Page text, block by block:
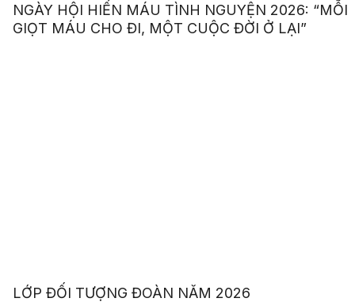
NGÀY HỘI HIẾN MÁU TÌNH NGUYỆN 2026: “MỖI
GIỌT MÁU CHO ĐI, MỘT CUỘC ĐỜI Ở LẠI”
LỚP ĐỐI TƯỢNG ĐOÀN NĂM 2026